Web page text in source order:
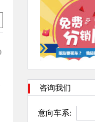
咨询我们
意向车系: